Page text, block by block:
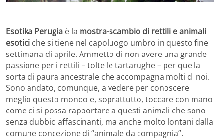
Esotika Perugia è la mostra-scambio di rettili e animali
esotici che si tiene nel capoluogo umbro in questo fine
settimana di aprile. Ammetto di non avere una grande
passione per i rettili – tolte le tartarughe – per quella
sorta di paura ancestrale che accompagna molti di noi.
Sono andato, comunque, a vedere per conoscere
meglio questo mondo e, soprattutto, toccare con mano
come ci si possa rapportare a questi animali che sono
senza dubbio affascinanti, ma anche molto lontani dalla
comune concezione di “animale da compagnia”.